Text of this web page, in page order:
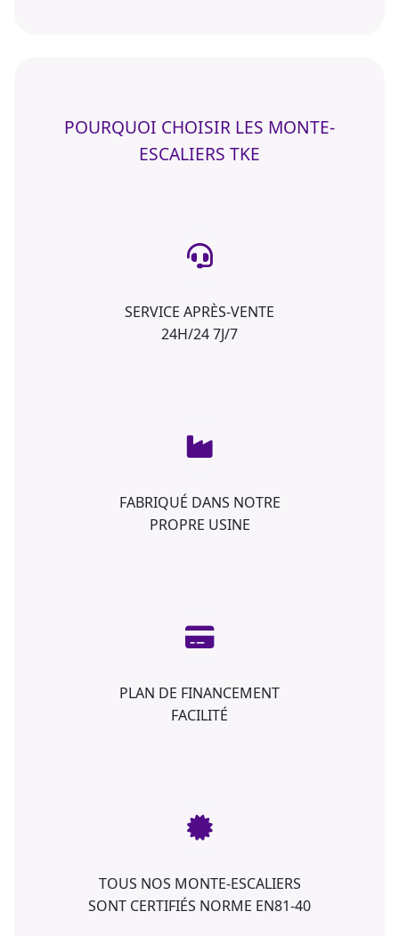
POURQUOI CHOISIR LES MONTE-
ESCALIERS TKE
SERVICE APRÈS-VENTE
24H/24 7J/7
FABRIQUÉ DANS NOTRE
PROPRE USINE
PLAN DE FINANCEMENT
FACILITÉ
TOUS NOS MONTE-ESCALIERS
SONT CERTIFIÉS NORME EN81-40